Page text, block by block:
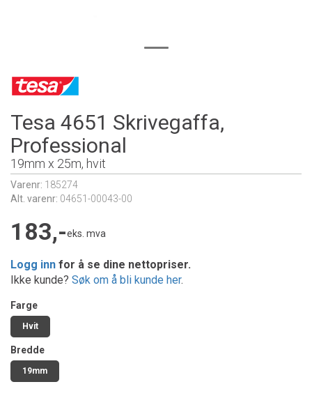
Tesa 4651 Skrivegaffa,
Professional
19mm x 25m, hvit
Varenr: 185274
Alt. varenr: 04651-00043-00
183,-eks. mva
Logg inn for å se dine nettopriser.
Ikke kunde? Søk om å bli kunde her.
Farge
Hvit
Bredde
19mm